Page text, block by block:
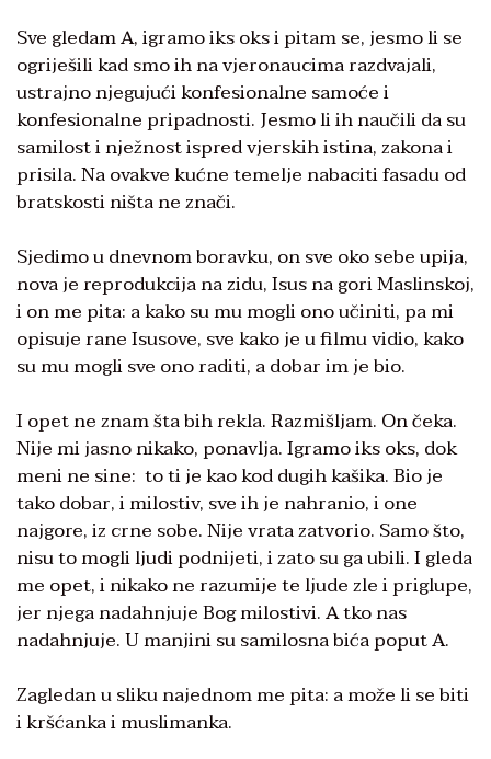
Sve gledam A, igramo iks oks i pitam se, jesmo li se
ogriješili kad smo ih na vjeronaucima razdvajali,
ustrajno njegujući konfesionalne samoće i
konfesionalne pripadnosti. Jesmo li ih naučili da su
samilost i nježnost ispred vjerskih istina, zakona i
prisila. Na ovakve kućne temelje nabaciti fasadu od
bratskosti ništa ne znači.
Sjedimo u dnevnom boravku, on sve oko sebe upija,
nova je reprodukcija na zidu, Isus na gori Maslinskoj,
i on me pita: a kako su mu mogli ono učiniti, pa mi
opisuje rane Isusove, sve kako je u filmu vidio, kako
su mu mogli sve ono raditi, a dobar im je bio.
I opet ne znam šta bih rekla. Razmišljam. On čeka.
Nije mi jasno nikako, ponavlja. Igramo iks oks, dok
meni ne sine: to ti je kao kod dugih kašika. Bio je
tako dobar, i milostiv, sve ih je nahranio, i one
najgore, iz crne sobe. Nije vrata zatvorio. Samo što,
nisu to mogli ljudi podnijeti, i zato su ga ubili. I gleda
me opet, i nikako ne razumije te ljude zle i priglupe,
jer njega nadahnjuje Bog milostivi. A tko nas
nadahnjuje. U manjini su samilosna bića poput A.
Zagledan u sliku najednom me pita: a može li se biti
i kršćanka i muslimanka.